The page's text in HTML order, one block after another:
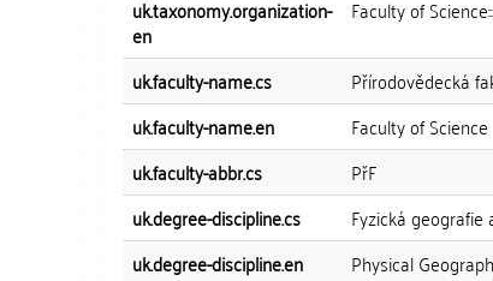
uk.taxonomy.organization-
en
Faculty of
uk.faculty-name.cs Přírodovědecká
uk.faculty-name.en
Faculty of Science
uk.faculty-abbr.cs
PřF
uk.degree-discipline.cs
Fyzická geografie
uk.degree-discipline.en
Physical